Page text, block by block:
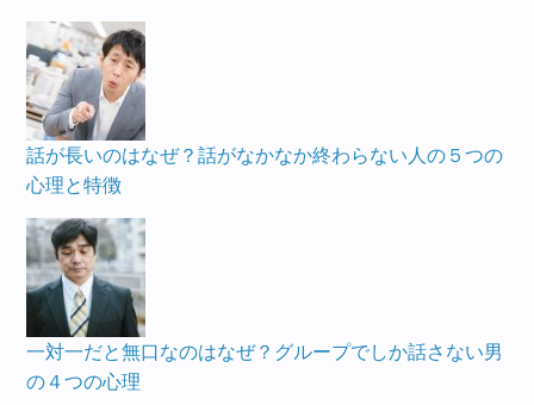
話が長いのはなぜ？話がなかなか終わらない人の５つの
心理と特徴
一対一だと無口なのはなぜ？グループでしか話さない男
の４つの心理